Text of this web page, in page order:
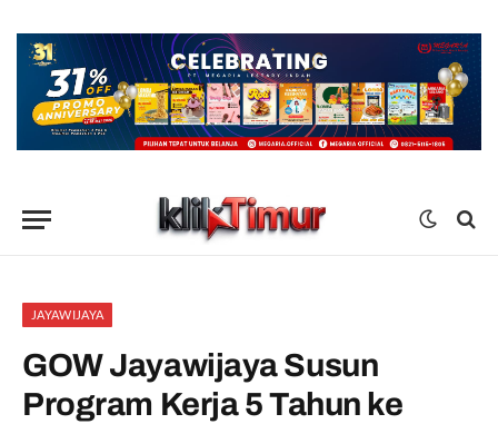
JAYAWIJAYA
GOW Jayawijaya Susun
Program Kerja 5 Tahun ke